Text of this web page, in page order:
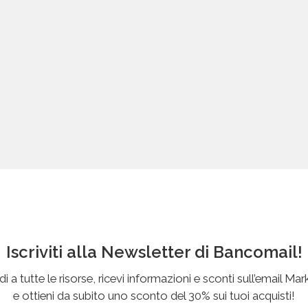
Iscriviti alla Newsletter di Bancomail!
a tutte le risorse, ricevi informazioni e sconti sull’email
e ottieni da subito uno sconto del 30% sui tuoi acquisti!